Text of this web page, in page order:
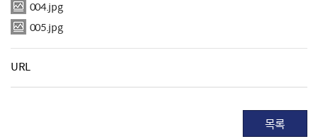
004.jpg
005.jpg
URL
목록